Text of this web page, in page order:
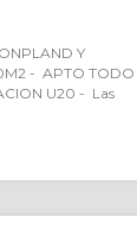
Y
- APTO TODO
U20 - Las